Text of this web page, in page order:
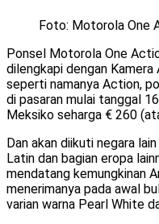
Foto: Motorola One
Ponsel Motorola One
dilengkapi dengan
seperti namanya Action,
di pasaran mulai tanggal
Meksiko seharga € 260
Dan akan diikuti negara
Latin dan bagian eropa
mendatang kemungkinan
menerimanya pada awal
varian warna Pearl White